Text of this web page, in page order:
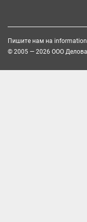
Пишите нам на
© 2005 — 2026 ООО